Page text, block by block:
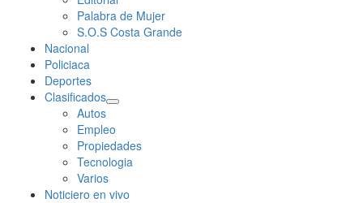
Palabra de Mujer
S.O.S Costa Grande
Nacional
Policiaca
Deportes
Clasificados
Autos
Empleo
Propiedades
Tecnologia
Varios
Noticiero en vivo